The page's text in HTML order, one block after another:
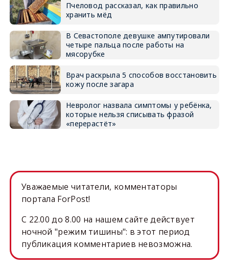
Пчеловод рассказал, как правильно
хранить мёд
В Севастополе девушке ампутировали
четыре пальца после работы на
мясорубке
Врач раскрыла 5 способов восстановить
кожу после загара
Невролог назвала симптомы у ребёнка,
которые нельзя списывать фразой
«перерастёт»
Уважаемые читатели, комментаторы
портала ForPost!
C 22.00 до 8.00 на нашем сайте действует
ночной "режим тишины": в этот период
публикация комментариев невозможна.